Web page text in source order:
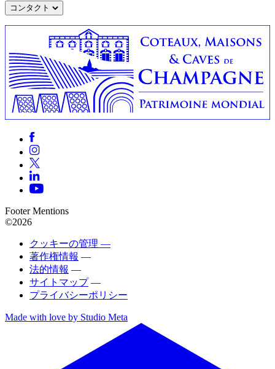
コンタクト
Footer Mentions
©2026
クッキーの管理 —
著作権情報 —
法的情報 —
サイトマップ —
プライバシーポリシー
Made with love by Studio Meta